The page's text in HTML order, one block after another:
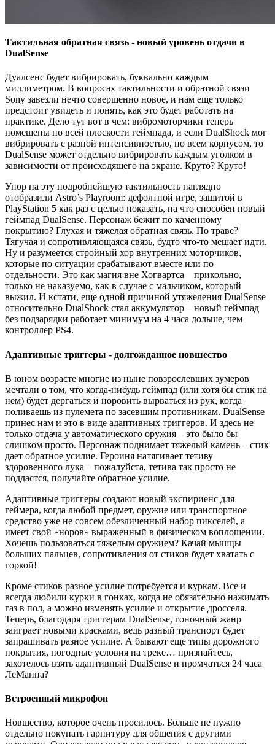
Тактильная обратная связь - новый уровень отдачи в
DualSense
Дуалсенс будет вибрировать, буквально каждым
миллиметром. В вопросах тактильности и обратной связи
Sony завезли нечто совершенно новое, и нам еще только
предстоит увидеть и понять, как это будет работать на
практике. Дело тут вот в чем: вибромоторчики теперь
помещены по всей плоскости геймпада, и если DualShock мог
вибрировать с разной интенсивностью, но всем корпусом, то
DualSense может отдельно вибрировать каждым уголком в
зависимости от происходящего на экране. Круто? Круто!
Упор на эту подробнейшую тактильность наглядно
отобразили Astro’s Playroom: дефолтной игре, зашитой в
PlayStation 5 как раз с целью показать, на что способен новый
геймпад DualSense. Персонаж бежит по каменному
покрытию? Глухая и тяжелая обратная связь. По траве?
Тягучая и сопротивляющаяся связь, будто что-то мешает идти.
Ну и разумеется стройный хор внутренних моторчиков,
которые по ситуации срабатывают вместе или по
отдельности. Это как магия вне Хогвартса – прикольно,
только не наказуемо, как в случае с мальчиком, который
выжил. И кстати, еще одной причиной утяжеления DualSense
относительно DualShock стал аккумулятор – новый геймпад
без подзарядки работает минимум на 4 часа дольше, чем
контроллер PS4.
Адаптивные триггеры - долгожданное новшество
В юном возрасте многие из ныне повзрослевших зумеров
мечтали о том, что когда-нибудь геймпад (или хотя бы стик на
нем) будет дергаться и норовить вырваться из рук, когда
поливаешь из пулемета по засевшим противникам. DualSense
принес нам и это в виде адаптивных триггеров. И здесь не
только отдача у автоматического оружия – это было бы
слишком просто. Персонаж поднимает тяжелый камень – стик
дает обратное усилие. Героиня натягивает тетиву
здоровенного лука – пожалуйста, тетива так просто не
поддастся, получайте обратное усилие.
Адаптивные триггеры создают новый экспириенс для
геймера, когда любой предмет, оружие или транспортное
средство уже не совсем обезличенный набор пикселей, а
имеет свой «норов» выраженный в физическом воплощении.
Хочешь пользоваться тяжелым оружием? Качай мышцы
больших пальцев, сопротивления от стиков будет хватать с
горкой!
Кроме стиков разное усилие потребуется и куркам. Все и
всегда любили курки в гонках, когда не обязательно нажимать
газ в пол, а можно изменять усилие и открытие дросселя.
Теперь, благодаря триггерам DualSense, гоночный жанр
заиграет новыми красками, ведь разный транспорт будет
запрашивать разное усилие. А бывают еще типы дорожного
покрытия, погодные условия на треке… признайтесь,
захотелось взять адаптивный DualSense и промчаться 24 часа
ЛеМанна?
Встроенный микрофон
Новшество, которое очень просилось. Больше не нужно
отдельно покупать гарнитуру для общения с другими